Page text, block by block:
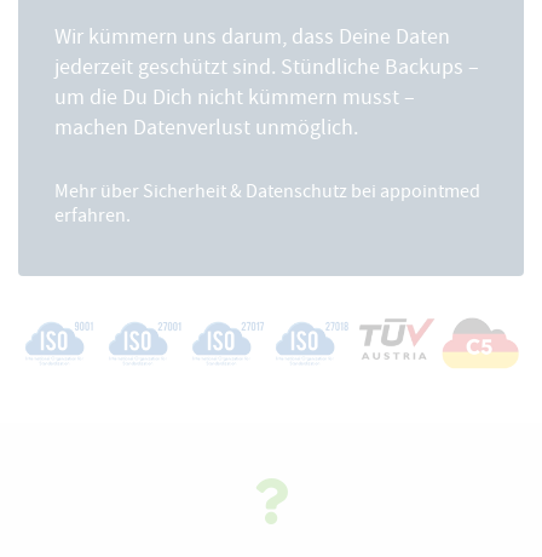
Wir kümmern uns darum, dass Deine Daten
jederzeit geschützt sind. Stündliche Backups –
um die Du Dich nicht kümmern musst –
machen Datenverlust unmöglich.
Mehr über Sicherheit & Datenschutz bei appointmed
erfahren.